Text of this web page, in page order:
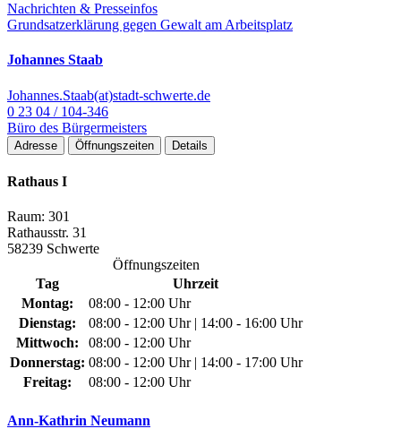
Nachrichten & Presseinfos
Grundsatzerklärung gegen Gewalt am Arbeitsplatz
Johannes Staab
Johannes.Staab(at)stadt-schwerte.de
0 23 04 / 104-346
Büro des Bürgermeisters
Adresse Öffnungszeiten Details
Rathaus I
Raum: 301
Rathausstr. 31
58239 Schwerte
Öffnungszeiten
Tag
Uhrzeit
Montag:
08:00 - 12:00 Uhr
Dienstag:
08:00 - 12:00 Uhr | 14:00 - 16:00 Uhr
Mittwoch:
08:00 - 12:00 Uhr
Donnerstag: 08:00 - 12:00 Uhr | 14:00 - 17:00 Uhr
Freitag:
08:00 - 12:00 Uhr
Ann-Kathrin Neumann